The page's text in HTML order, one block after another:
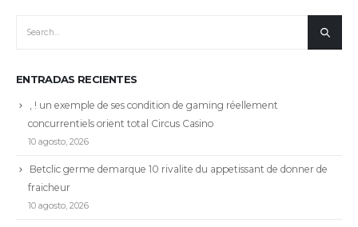
ENTRADAS RECIENTES
, ! un exemple de ses condition de gaming réellement
concurrentiels orient total Circus Casino
10 agosto, 2026
Betclic germe demarque 10 rivalite du appetissant de donner de
fraicheur
10 agosto, 2026